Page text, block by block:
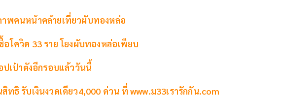
พคนหน้าคล้ายเที่ยวผับทองหล่อ
โควิด 33 ราย โยงผับทองหล่อเพียบ
ปเป๋าตังอีกรอบแล้ววันนี้
ทธิ รับเงินงวดเดียว4,000 ด่วน ที่ www.ม33เรารักกัน.com